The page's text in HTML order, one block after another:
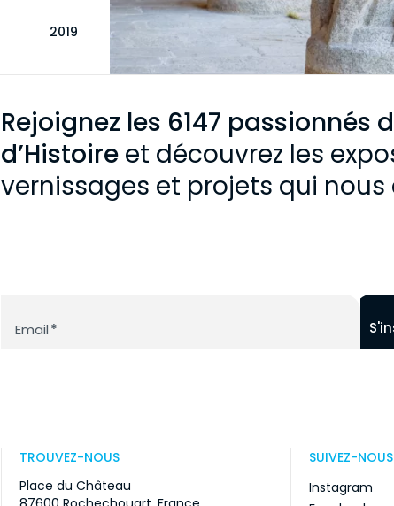
2019
Rejoignez les 6147 passionnés
d’Histoire et découvrez les
vernissages et projets qui
Email*
TROUVEZ-NOUS
Place du Château
SUIVEZ-NOUS
Instagram